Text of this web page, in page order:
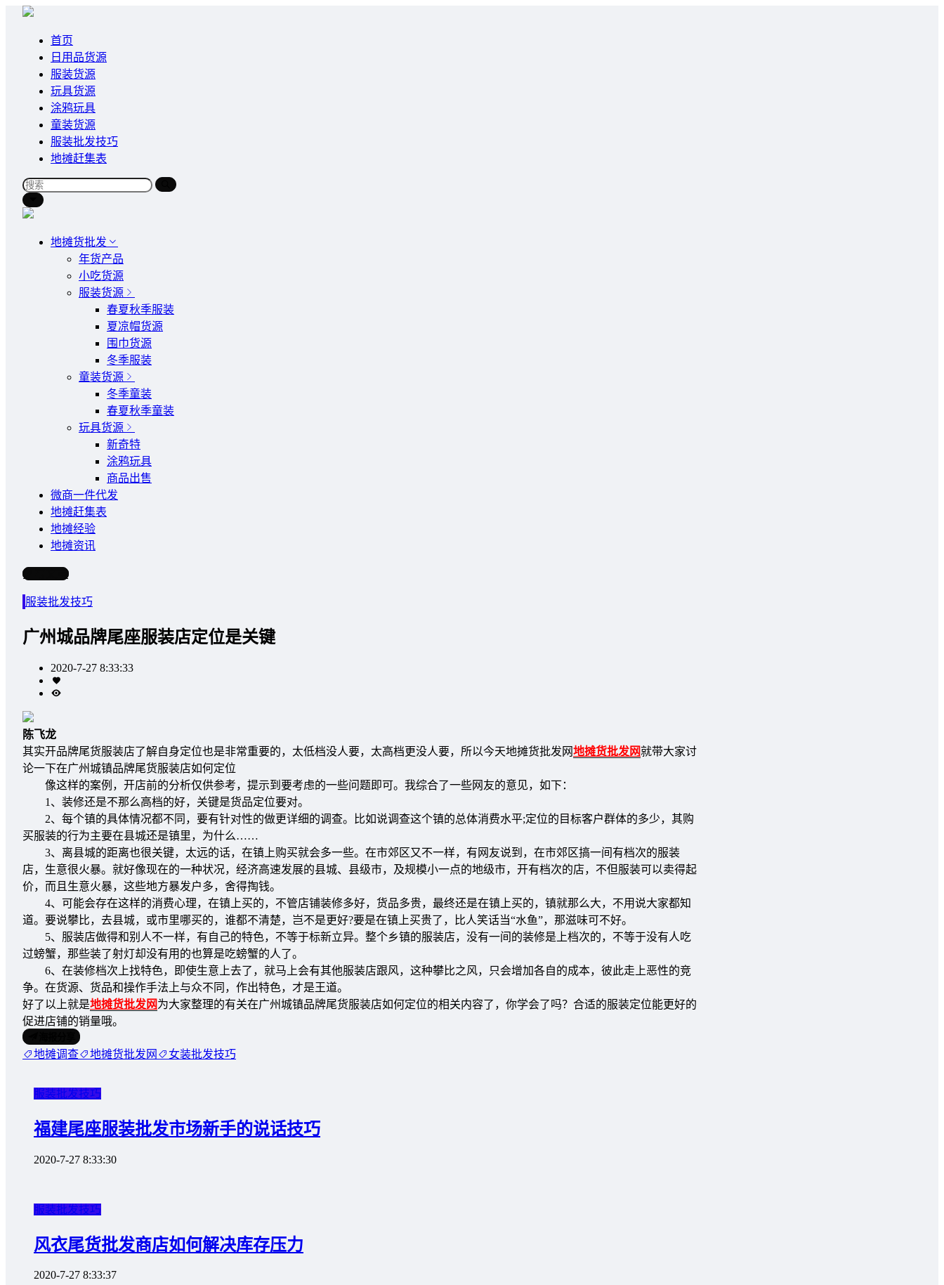
首页
日用品货源
服装货源
玩具货源
涂鸦玩具
童装货源
服装批发技巧
地摊赶集表
地摊货批发
年货产品
小吃货源
服装货源
春夏秋季服装
夏凉帽货源
围巾货源
冬季服装
童装货源
冬季童装
春夏秋季童装
玩具货源
新奇特
涂鸦玩具
商品出售
微商一件代发
地摊赶集表
地摊经验
地摊资讯
写文章
服装批发技巧
广州城品牌尾座服装店定位是关键
2020-7-27 8:33:33
陈飞龙
其实开品牌尾货服装店了解自身定位也是非常重要的，太低档没人要，太高档更没人要，所以今天地摊货批发网地摊货批发网就带大家讨
论一下在广州城镇品牌尾货服装店如何定位
像这样的案例，开店前的分析仅供参考，提示到要考虑的一些问题即可。我综合了一些网友的意见，如下：
1、装修还是不那么高档的好，关键是货品定位要对。
2、每个镇的具体情况都不同，要有针对性的做更详细的调查。比如说调查这个镇的总体消费水平;定位的目标客户群体的多少，其购
买服装的行为主要在县城还是镇里，为什么……
3、离县城的距离也很关键，太远的话，在镇上购买就会多一些。在市郊区又不一样，有网友说到，在市郊区搞一间有档次的服装
店，生意很火暴。就好像现在的一种状况，经济高速发展的县城、县级市，及规模小一点的地级市，开有档次的店，不但服装可以卖得起
价，而且生意火暴，这些地方暴发户多，舍得掏钱。
4、可能会存在这样的消费心理，在镇上买的，不管店铺装修多好，货品多贵，最终还是在镇上买的，镇就那么大，不用说大家都知
道。要说攀比，去县城，或市里哪买的，谁都不清楚，岂不是更好?要是在镇上买贵了，比人笑话当“水鱼”，那滋味可不好。
5、服装店做得和别人不一样，有自己的特色，不等于标新立异。整个乡镇的服装店，没有一间的装修是上档次的，不等于没有人吃
过螃蟹，那些装了射灯却没有用的也算是吃螃蟹的人了。
6、在装修档次上找特色，即使生意上去了，就马上会有其他服装店跟风，这种攀比之风，只会增加各自的成本，彼此走上恶性的竞
争。在货源、货品和操作手法上与众不同，作出特色，才是王道。
好了以上就是地摊货批发网为大家整理的有关在广州城镇品牌尾货服装店如何定位的相关内容了，你学会了吗？合适的服装定位能更好的
促进店铺的销量哦。
地摊调查 地摊货批发网 女装批发技巧
服装批发技巧
福建尾座服装批发市场新手的说话技巧
2020-7-27 8:33:30
服装批发技巧
风衣尾货批发商店如何解决库存压力
2020-7-27 8:33:37